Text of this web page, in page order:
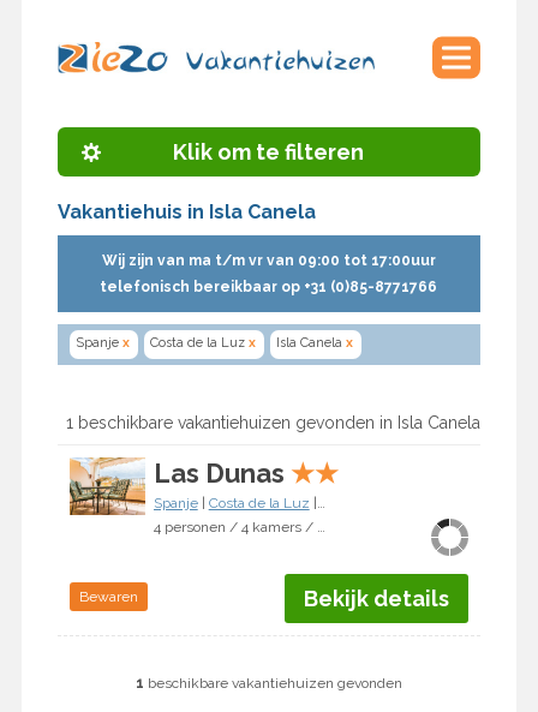
Klik om te filteren
Vakantiehuis in Isla Canela
Wij zijn van ma t/m vr van 09:00 tot 17:00uur
telefonisch bereikbaar op +31 (0)85-8771766
Spanje x Costa de la Luz x Isla Canela x
1 beschikbare vakantiehuizen gevonden in Isla Canela
Las Dunas ★★
Spanje| Costa de la Luz
Isla Canela
4 personen / 4 kamers / 2 slaapkamers
Bewaren Bekijk details
1 beschikbare vakantiehuizen gevonden